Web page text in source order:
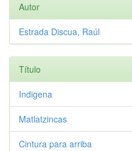
Autor
Estrada Discua, Raúl
Título
Indigena
Matlatzincas
Cintura para arriba